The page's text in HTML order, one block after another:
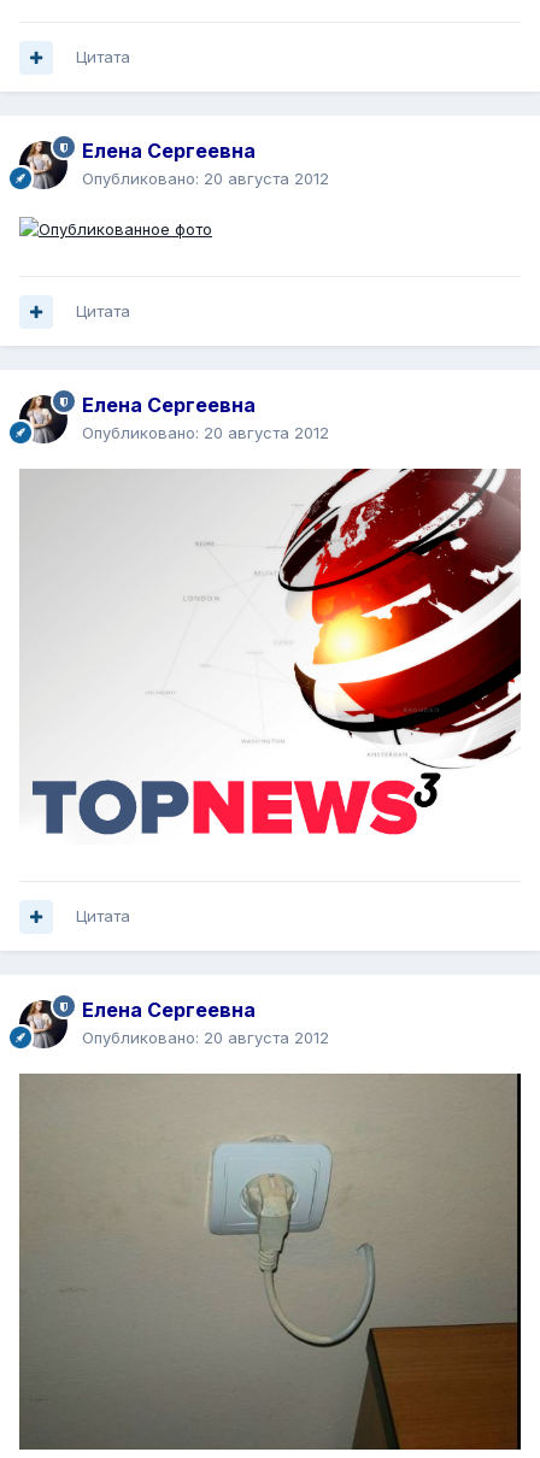
Цитата
Елена Сергеевна
Опубликовано: 20 августа 2012
Цитата
Елена Сергеевна
Опубликовано: 20 августа 2012
Цитата
Елена Сергеевна
Опубликовано: 20 августа 2012